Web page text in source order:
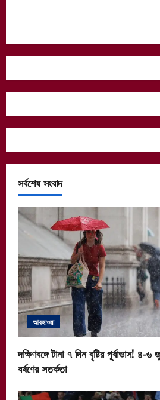
সর্বশেষ সংবাদ
আবহাওয়া
দক্ষিণবঙ্গে টানা ৭ দিন বৃষ্টির পূর্বাভাস! ৪-
বর্ষণের সতর্কতা